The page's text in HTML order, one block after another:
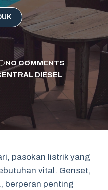
NO COMMENTS
DIESEL
pasokan listrik yang
vital. Genset,
berperan penting